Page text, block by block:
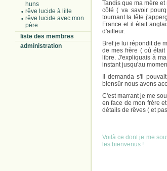
huns
rêve lucide à lille
rêve lucide avec mon
père
liste des membres
administration
Tandis que ma mère
côté ( va savoir
tournant la tête
France et il était
d'ailleur.
Bref je lui répondit de
de mes frère ( où
libre. J'expliquais à
instant jusqu'au
Il demanda s'il
biensûr nous avons
C'est marrant je me
en face de mon frère
détails de rêves ( et
Voilà ce dont je me
les bienvenus !